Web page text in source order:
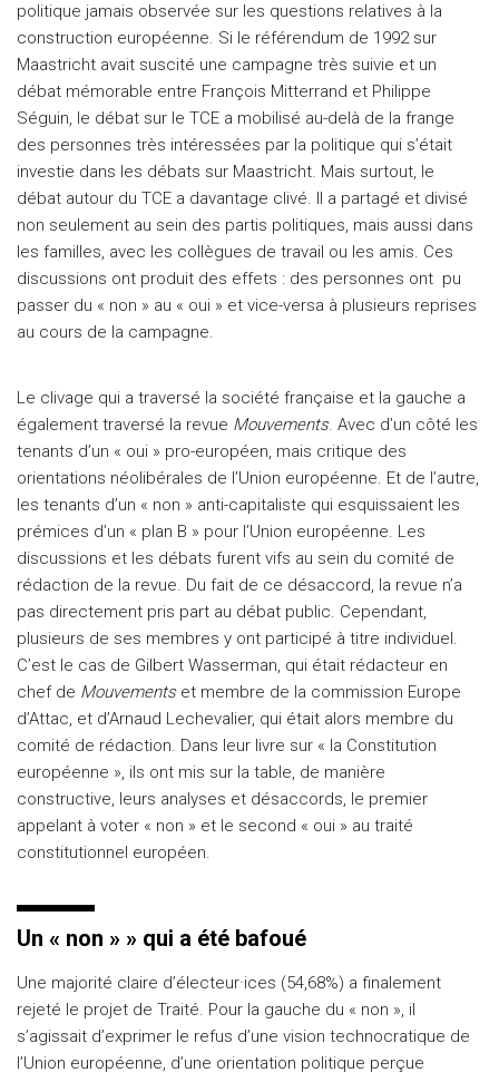
politique jamais observée sur les questions relatives à la
construction européenne. Si le référendum de 1992 sur
Maastricht avait suscité une campagne très suivie et un
débat mémorable entre François Mitterrand et Philippe
Séguin, le débat sur le TCE a mobilisé au-delà de la frange
des personnes très intéressées par la politique qui s’était
investie dans les débats sur Maastricht. Mais surtout, le
débat autour du TCE a davantage clivé. Il a partagé et divisé
non seulement au sein des partis politiques, mais aussi dans
les familles, avec les collègues de travail ou les amis. Ces
discussions ont produit des effets : des personnes ont pu
passer du « non » au « oui » et vice-versa à plusieurs reprises
au cours de la campagne.
Le clivage qui a traversé la société française et la gauche a
également traversé la revue Mouvements. Avec d’un côté les
tenants d’un « oui » pro-européen, mais critique des
orientations néolibérales de l’Union européenne. Et de l’autre,
les tenants d’un « non » anti-capitaliste qui esquissaient les
prémices d’un « plan B » pour l’Union européenne. Les
discussions et les débats furent vifs au sein du comité de
rédaction de la revue. Du fait de ce désaccord, la revue n’a
pas directement pris part au débat public. Cependant,
plusieurs de ses membres y ont participé à titre individuel.
C’est le cas de Gilbert Wasserman, qui était rédacteur en
chef de Mouvementset membre de la commission Europe
d’Attac, et d’Arnaud Lechevalier, qui était alors membre du
comité de rédaction. Dans leur livre sur « la Constitution
européenne », ils ont mis sur la table, de manière
constructive, leurs analyses et désaccords, le premier
appelant à voter « non » et le second « oui » au traité
constitutionnel européen.
Un « non » » qui a été bafoué
Une majorité claire d’électeur·ices (54,68%) a finalement
rejeté le projet de Traité. Pour la gauche du « non », il
s’agissait d’exprimer le refus d’une vision technocratique de
l’Union européenne, d’une orientation politique perçue